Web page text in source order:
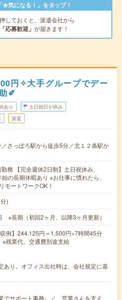
★気になる！」をタップ！
しておくと、派遣会社から
「応募歓迎」 が届きます！
円✧大手グループでデー
✐
あり 土日祝日が休み
派遣
さっぽろ駅から徒歩5分／北１２条駅か
務 【完全週休2日制】土日祝休み、
の長期休暇あり ※お仕事に慣れたら、
モートワークOK！
)
※長期（初回2ヶ月、以降3ヶ月更新）
例】244,125円＝1,500円×7時間45分
残業代、交通費別途支給
あり。オフィス出社時は、会社規定に基
でサポート事務♩／ 営業さんを支え